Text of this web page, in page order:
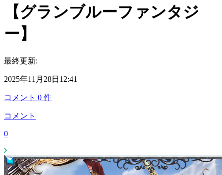
【グランブルーファンタジ
ー】
最終更新:
2025年11月28日12:41
コメント 0 件
コメント
0